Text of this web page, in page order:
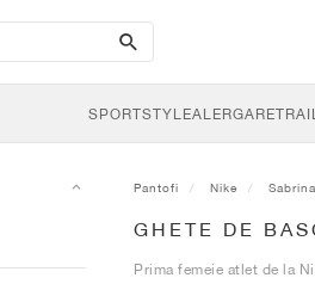
search-
btn
SPORTSTYLEALERGARE
Pantofi Nike Sabrina
GHETE DE
Prima femeie atlet de la